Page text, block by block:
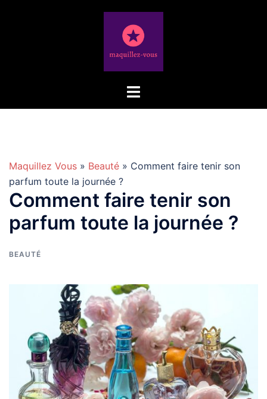
Maquillez Vous » Beauté » Comment faire tenir son
parfum toute la journée ?
Comment faire tenir son
parfum toute la journée ?
BEAUTÉ